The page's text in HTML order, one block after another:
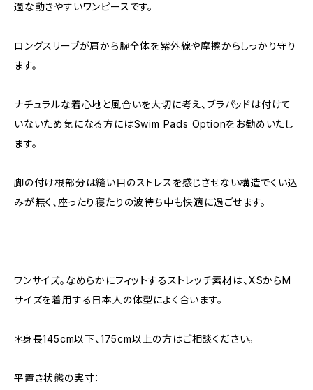
適な動きやすいワンピースです。
ロングスリーブが肩から腕全体を紫外線や摩擦からしっかり守り
ます。
ナチュラルな着心地と風合いを大切に考え、ブラパッドは付けて
いないため気になる方にはSwim Pads Optionをお勧めいたし
ます。
脚の付け根部分は縫い目のストレスを感じさせない構造でくい込
みが無く、座ったり寝たりの波待ち中も快適に過ごせます。
ワンサイズ。なめらかにフィットするストレッチ素材は、XSからM
サイズを着用する日本人の体型によく合います。
＊身長145cm以下、175cm以上の方はご相談ください。
平置き状態の実寸：